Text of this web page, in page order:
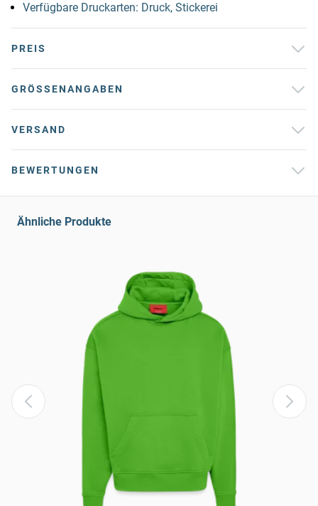
Verfügbare Druckarten: Druck, Stickerei
PREIS
GRÖSSENANGABEN
VERSAND
BEWERTUNGEN
Ähnliche Produkte